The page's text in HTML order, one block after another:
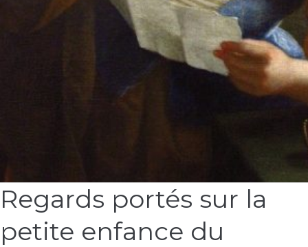
En visioconférence et sur inscription obligatoire :
Accéder aux détails et au programme grâce au lien ci-dessous, sur le
site du projet H2020 DIGITENS.
Regards portés sur la
petite enfance du
Regards
portés
la